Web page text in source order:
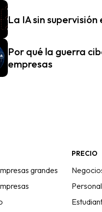
La IA sin
Por qué la guerra
empresas
grandes
PRECIO